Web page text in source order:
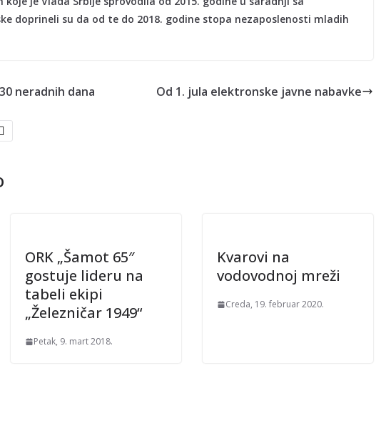
doprineli su da od te do 2018. godine stopa nezaposlenosti mladih
neradnih dana Od 1. jula elektronske javne nabavke
ORK „Šamot 65″
gostuje lideru na
tabeli ekipi
„Železničar 1949“
Petak, 9. mart 2018.
Kvarovi na
vodovodnoj mreži
Creda, 19. februar 2020.